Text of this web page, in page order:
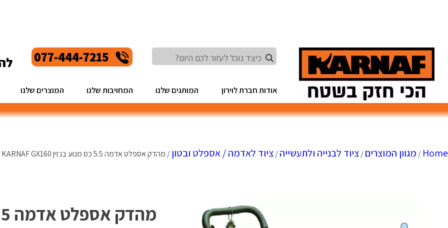
077-444-7215
אודות חברת לוירון המותגים שלנו המחויבות שלנו המוצרים שלנו
Home
/ מגוון המוצרים/ציוד לבנייה ולתעשייה/ציוד לאדמה / אספלט ובטון/ מהדק אספלט אדמה 5.5 כס מנוע בנזין KARNAF GX160 – מבית לוירון